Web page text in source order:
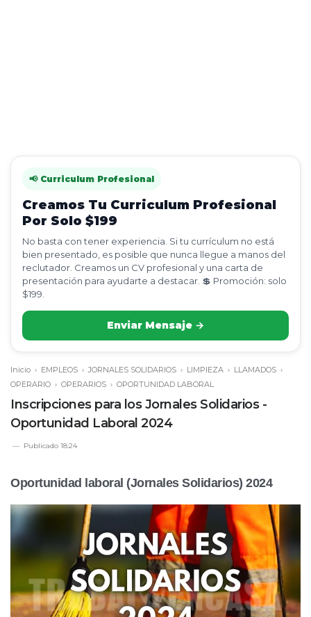
📢 Curriculum Profesional
Creamos Tu Curriculum Profesional
Por Solo $199
No basta con tener experiencia. Si tu currículum no está
bien presentado, es posible que nunca llegue a manos del
reclutador. Creamos un CV profesional y una carta de
presentación para ayudarte a destacar. 💲 Promoción: solo
$199.
Enviar Mensaje →
Inicio › EMPLEOS ›JORNALES SOLIDARIOS › LIMPIEZA › LLAMADOS ›
OPERARIO › OPERARIOS › OPORTUNIDAD LABORAL
Inscripciones para los Jornales Solidarios -
Oportunidad Laboral 2024
Publicado 18:24
Oportunidad laboral (Jornales Solidarios) 2024